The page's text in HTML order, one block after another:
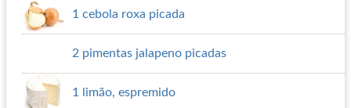
1 cebola roxa picada
2 pimentas jalapeno picadas
1 limão, espremido